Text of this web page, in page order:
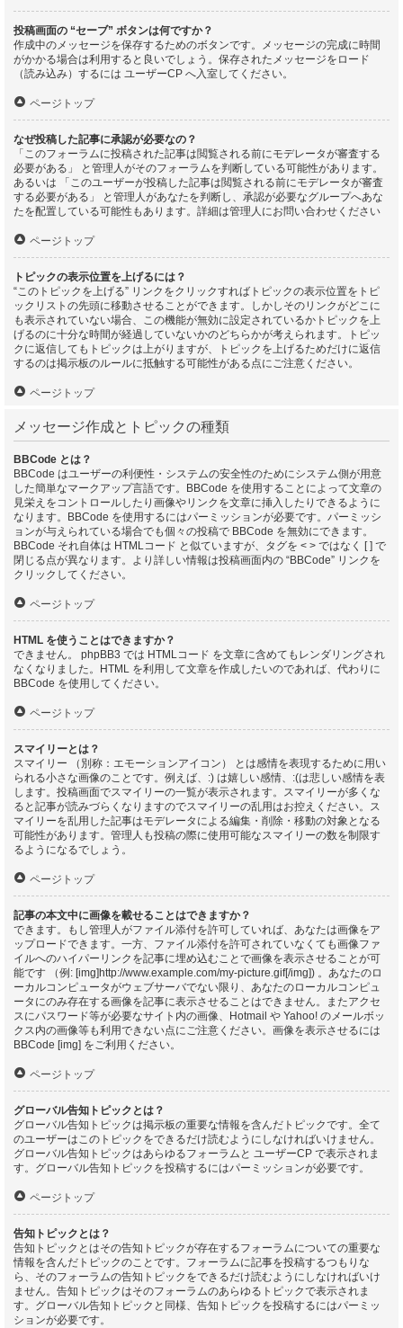
投稿画面の “セーブ” ボタンは何ですか？
作成中のメッセージを保存するためのボタンです。メッセージの完成に時間
がかかる場合は利用すると良いでしょう。保存されたメッセージをロード
（読み込み）するには ユーザーCP へ入室してください。
ページトップ
なぜ投稿した記事に承認が必要なの？
「このフォーラムに投稿された記事は閲覧される前にモデレータが審査する
必要がある」 と管理人がそのフォーラムを判断している可能性があります。
あるいは 「このユーザーが投稿した記事は閲覧される前にモデレータが審査
する必要がある」 と管理人があなたを判断し、承認が必要なグループへあな
たを配置している可能性もあります。詳細は管理人にお問い合わせください
ページトップ
トピックの表示位置を上げるには？
“このトピックを上げる” リンクをクリックすればトピックの表示位置をトピ
ックリストの先頭に移動させることができます。しかしそのリンクがどこに
も表示されていない場合、この機能が無効に設定されているかトピックを上
げるのに十分な時間が経過していないかのどちらかが考えられます。トピッ
クに返信してもトピックは上がりますが、トピックを上げるためだけに返信
するのは掲示板のルールに抵触する可能性がある点にご注意ください。
ページトップ
メッセージ作成とトピックの種類
BBCode とは？
BBCode はユーザーの利便性・システムの安全性のためにシステム側が用意
した簡単なマークアップ言語です。BBCode を使用することによって文章の
見栄えをコントロールしたり画像やリンクを文章に挿入したりできるように
なります。BBCode を使用するにはパーミッションが必要です。パーミッシ
ョンが与えられている場合でも個々の投稿で BBCode を無効にできます。
BBCode それ自体は HTMLコード と似ていますが、タグを < > ではなく [ ] で
閉じる点が異なります。より詳しい情報は投稿画面内の “BBCode” リンクを
クリックしてください。
ページトップ
HTML を使うことはできますか？
できません。 phpBB3 では HTMLコード を文章に含めてもレンダリングされ
なくなりました。HTML を利用して文章を作成したいのであれば、代わりに
BBCode を使用してください。
ページトップ
スマイリーとは？
スマイリー （別称：エモーションアイコン） とは感情を表現するために用い
られる小さな画像のことです。例えば、:) は嬉しい感情、:(は悲しい感情を表
します。投稿画面でスマイリーの一覧が表示されます。スマイリーが多くな
ると記事が読みづらくなりますのでスマイリーの乱用はお控えください。ス
マイリーを乱用した記事はモデレータによる編集・削除・移動の対象となる
可能性があります。管理人も投稿の際に使用可能なスマイリーの数を制限す
るようになるでしょう。
ページトップ
記事の本文中に画像を載せることはできますか？
できます。もし管理人がファイル添付を許可していれば、あなたは画像をア
ップロードできます。一方、ファイル添付を許可されていなくても画像ファ
イルへのハイパーリンクを記事に埋め込むことで画像を表示させることが可
能です （例: [img]http://www.example.com/my-picture.gif[/img]) 。あなたのロ
ーカルコンピュータがウェブサーバでない限り、あなたのローカルコンピュ
ータにのみ存在する画像を記事に表示させることはできません。またアクセ
スにパスワード等が必要なサイト内の画像、Hotmail や Yahoo! のメールボッ
クス内の画像等も利用できない点にご注意ください。画像を表示させるには
BBCode [img] をご利用ください。
ページトップ
グローバル告知トピックとは？
グローバル告知トピックは掲示板の重要な情報を含んだトピックです。全て
のユーザーはこのトピックをできるだけ読むようにしなければいけません。
グローバル告知トピックはあらゆるフォーラムと ユーザーCP で表示されま
す。グローバル告知トピックを投稿するにはパーミッションが必要です。
ページトップ
告知トピックとは？
告知トピックとはその告知トピックが存在するフォーラムについての重要な
情報を含んだトピックのことです。フォーラムに記事を投稿するつもりな
ら、そのフォーラムの告知トピックをできるだけ読むようにしなければいけ
ません。告知トピックはそのフォーラムのあらゆるトピックで表示されま
す。グローバル告知トピックと同様、告知トピックを投稿するにはパーミッ
ションが必要です。